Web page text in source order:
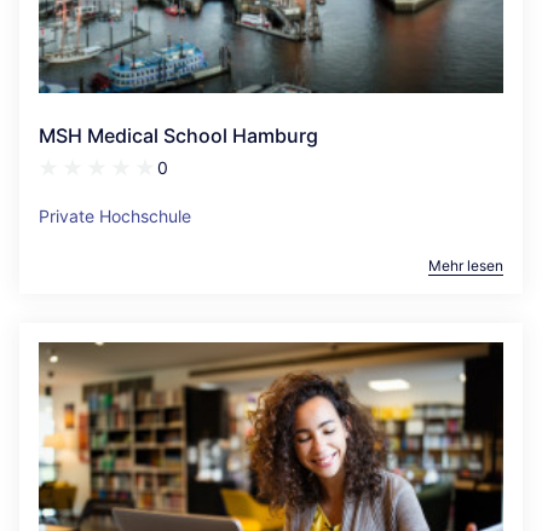
MSH Medical School Hamburg
0
Private Hochschule
Mehr lesen